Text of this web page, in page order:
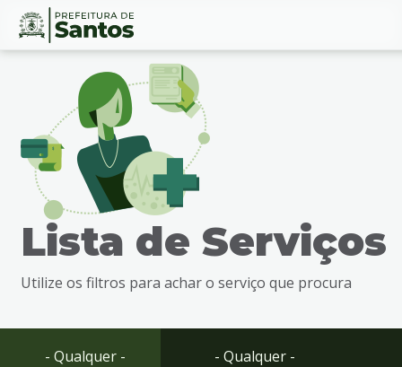
Ir
busca
Ir
Conteúdo
Lista de Serviços
Utilize os filtros para achar o serviço que procura
- Qualquer - - Qualquer -